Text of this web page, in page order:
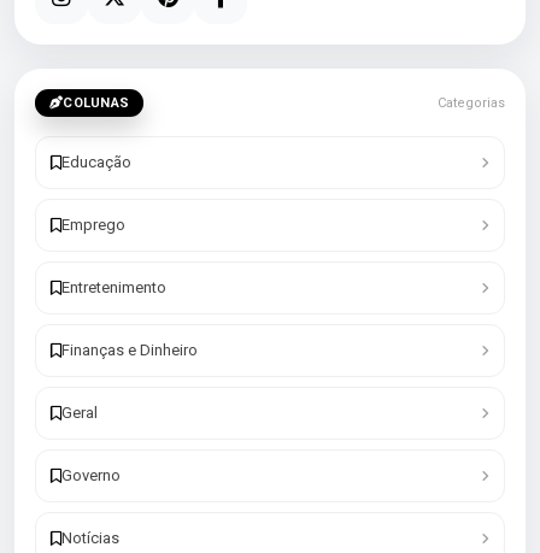
COLUNAS Categorias
Educação
Emprego
Entretenimento
Finanças e Dinheiro
Geral
Governo
Notícias